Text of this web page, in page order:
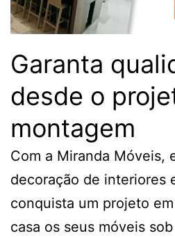
Garanta
desde o
montagem
Com a Miranda Móveis,
decoração de interiores
conquista um projeto
casa os seus móveis